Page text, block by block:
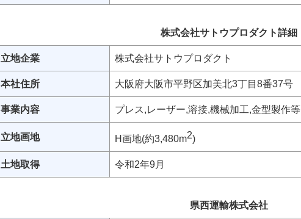
株式会社サトウプロダクト詳細
立地企業 株式会社サトウプロダクト
本社住所 大阪府大阪市平野区加美北3丁目8番37号
事業内容 プレス,レーザー,溶接,機械加工,金型製作等
立地画地 H画地(約3,480m2)
土地取得 令和2年9月
県西運輸株式会社